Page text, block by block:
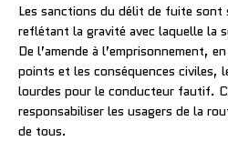
Les sanctions du délit de fuite sont
reflétant la gravité avec laquelle la
De l’amende à l’emprisonnement,
points et les conséquences civiles,
lourdes pour le conducteur fautif.
responsabiliser les usagers de la
de tous.